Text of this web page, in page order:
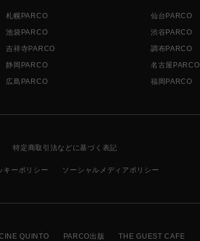
札幌PARCO 仙台PARCO
池袋PARCO
渋谷PARCO
吉祥寺PARCO
調布PARCO
静岡PARCO
名古屋PARCO
広島PARCO
福岡PARCO
特定商取引法などに基づく表記
キーポリシー ソーシャルメディアポリシー
QUINTO PARCO出版 THE GUEST CAFE